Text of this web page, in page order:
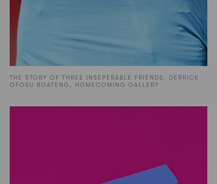
THE STORY OF THREE INSEPERABLE FRIENDS, DERRICK
OFOSU BOATENG, HOMECOMING GALLERY